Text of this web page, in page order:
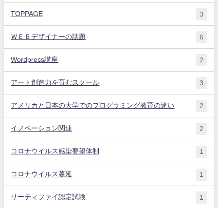
TOPPAGE 3
ＷＥＢデザイナーの話題 6
Wordpress講座 2
アート創造力を育むスクール 3
アメリカと日本の大学でのプログラミング教育の違い 2
イノベーション関連 2
コロナウイルス感染要望体制 1
コロナウイルス蔓延 1
サーティファイ認定試験 1